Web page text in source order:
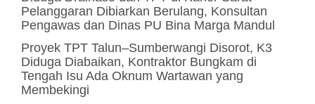
Pelanggaran Dibiarkan Berulang, Konsultan
Pengawas dan Dinas PU Bina Marga Mandul
Proyek TPT Talun–Sumberwangi Disorot, K3
Diduga Diabaikan, Kontraktor Bungkam di
Tengah Isu Ada Oknum Wartawan yang
Membekingi